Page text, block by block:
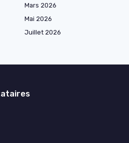
Mars 2026
Mai 2026
Juillet 2026